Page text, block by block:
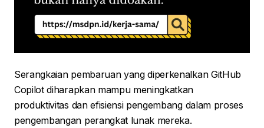
Serangkaian pembaruan yang diperkenalkan GitHub
Copilot diharapkan mampu meningkatkan
produktivitas dan efisiensi pengembang dalam proses
pengembangan perangkat lunak mereka.